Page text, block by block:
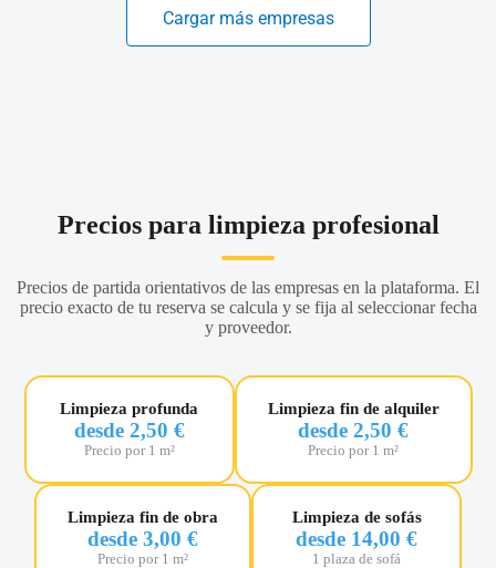
Precios para limpieza profesional
Precios de partida orientativos de las empresas en la plataforma. El
precio exacto de tu reserva se calcula y se fija al seleccionar fecha
y proveedor.
Limpieza profunda
desde 2,50 €
Precio por 1 m²
Limpieza fin de alquiler
desde 2,50 €
Precio por 1 m²
Limpieza fin de obra
desde 3,00 €
Precio por 1 m²
Limpieza de sofás
desde 14,00 €
1 plaza de sofá